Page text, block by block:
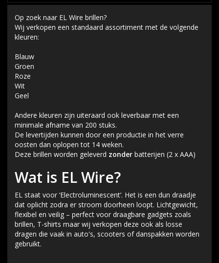
Op zoek naar EL Wire brillen?
Wij verkopen een standaard assortiment met de volgende
kleuren:
Blauw
Groen
Roze
Wit
Geel
Andere kleuren zijn uiteraard ook leverbaar met een
minimale afname van 200 stuks.
De levertijden kunnen door een productie in het verre
oosten dan oplopen tot 14 weken.
Deze brillen worden geleverd zonder batterijen (2 x AAA)
Wat is EL Wire?
EL staat voor ‘Electroluminescent’. Het is een dun draadje
dat oplicht zodra er stroom doorheen loopt. Lichtgewicht,
flexibel en veilig – perfect voor draagbare gadgets zoals
brillen, T-shirts maar wij verkopen deze ook als losse
dragen die vaak in auto's, scooters of danspakken worden
gebruikt.